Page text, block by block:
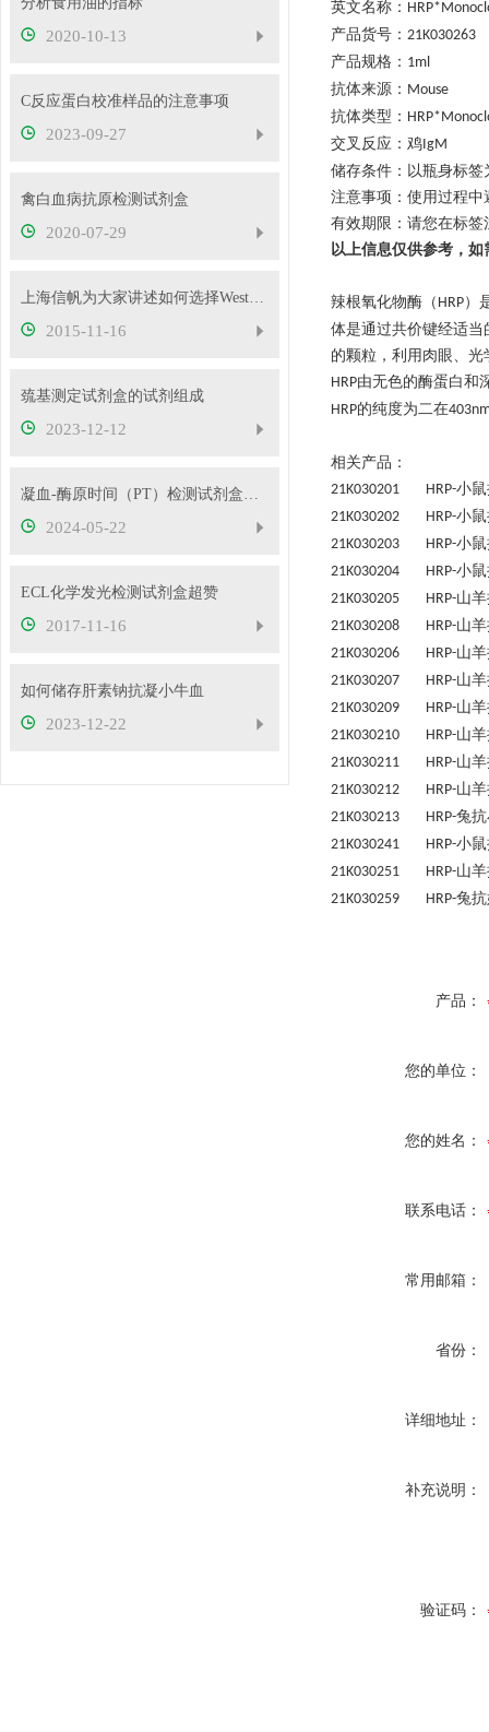
2020-10-13
C反应蛋白校准样品的注意事项
2023-09-27
禽白血病抗原检测试剂盒
2020-07-29
上海信帆为大家讲述如何选择Western Blot内参抗体
2015-11-16
巯基测定试剂盒的试剂组成
2023-12-12
凝血-酶原时间（PT）检测试剂盒（一期法）使用介绍
2024-05-22
ECL化学发光检测试剂盒超赞
2017-11-16
如何储存肝素钠抗凝小牛血
2023-12-22
英文名称：
产品货号： 21K030263
产品规格： 1ml
抗体来源： Mouse
抗体类型：
交叉反应： 鸡IgM
储存条件： 以瓶身标签
注意事项：使用过程
有效期限：请您在标
以上信息仅供参考，
辣根氧化物酶（ HRP）
体是通过共价键经适
的颗粒，利用肉眼、
HRP由无色的酶蛋白和
HRP的纯度为二在
相关产品：
21K030201 HRP-小
21K030202 HRP-小
21K030203 HRP-小
21K030204 HRP-小
21K030205 HRP-山
21K030208 HRP-山
21K030206 HRP-山
21K030207 HRP-山
21K030209 HRP-山
21K030210 HRP-山
21K030211 HRP-山
21K030212 HRP-山
21K030213 HRP-兔
21K030241 HRP-小
21K030251 HRP-山
21K030259 HRP-兔
产品：
您的单位：
您的姓名：
联系电话：
常用邮箱：
省份：
详细地址：
补充说明：
验证码：